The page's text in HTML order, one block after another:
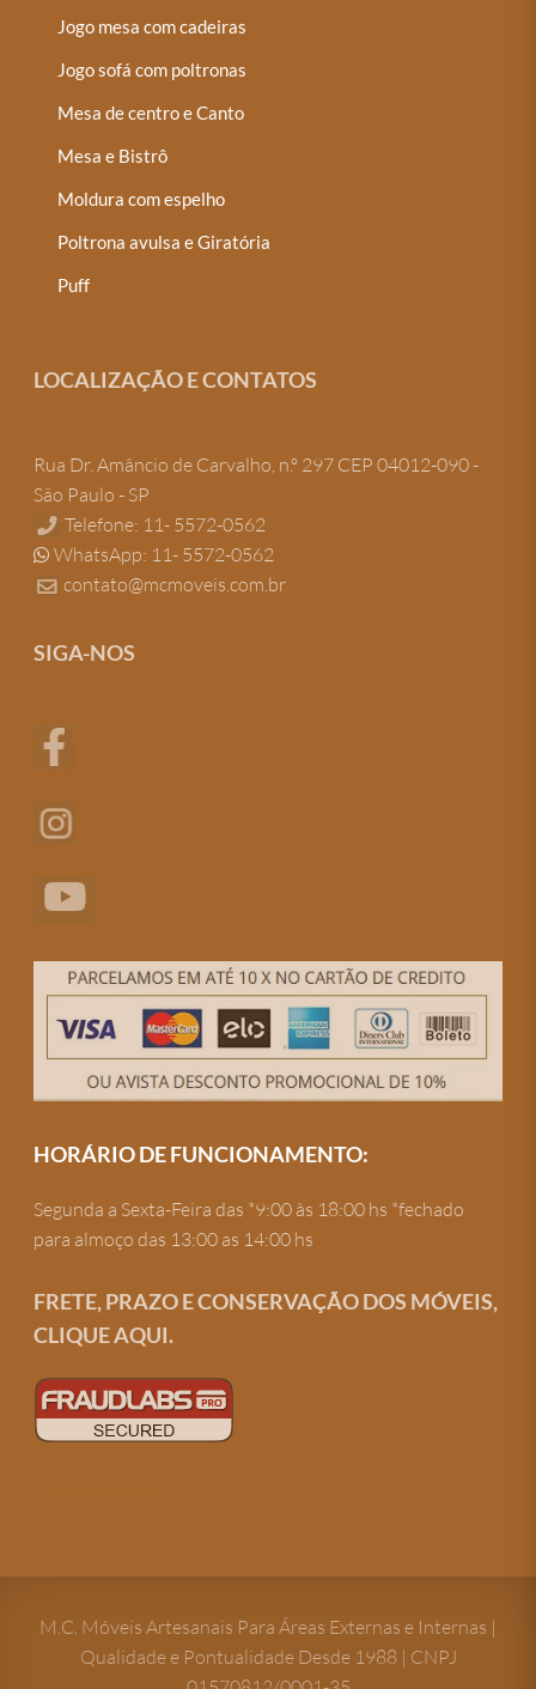
Jogo mesa com cadeiras
Jogo sofá com poltronas
Mesa de centro e Canto
Mesa e Bistrô
Moldura com espelho
Poltrona avulsa e Giratória
Puff
LOCALIZAÇÃO E CONTATOS
Rua Dr. Amâncio de Carvalho, n.º 297 CEP 04012-090 -
São Paulo - SP
Telefone: 11- 5572-0562
WhatsApp: 11- 5572-0562
contato@mcmoveis.com.br
SIGA-NOS
HORÁRIO DE FUNCIONAMENTO:
Segunda a Sexta-Feira das *9:00 às 18:00 hs *fechado
para almoço das 13:00 as 14:00 hs
FRETE, PRAZO E CONSERVAÇÃO DOS MÓVEIS,
CLIQUE AQUI.
M.C. Móveis Artesanais Para Áreas Externas e Internas |
Qualidade e Pontualidade Desde 1988 | CNPJ